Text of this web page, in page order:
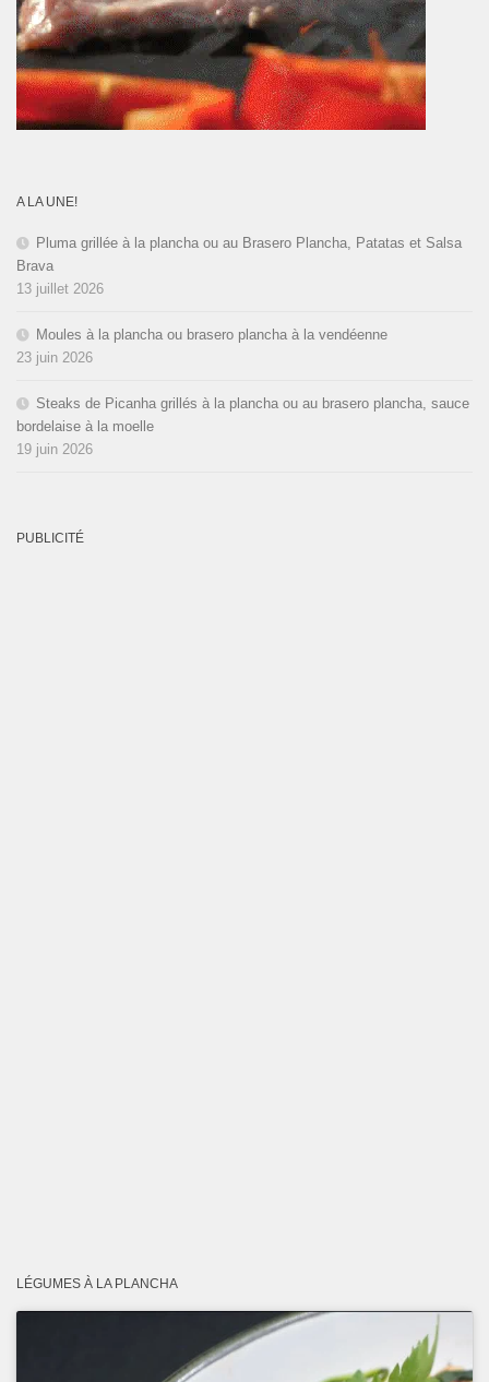
A LA UNE!
Pluma grillée à la plancha ou au Brasero Plancha, Patatas et Salsa
Brava
13 juillet 2026
Moules à la plancha ou brasero plancha à la vendéenne
23 juin 2026
Steaks de Picanha grillés à la plancha ou au brasero plancha, sauce
bordelaise à la moelle
19 juin 2026
PUBLICITÉ
LÉGUMES À LA PLANCHA